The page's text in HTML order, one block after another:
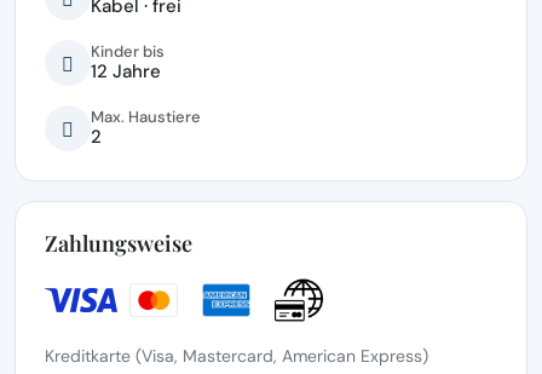
Kabel · frei
Kinder bis
12 Jahre
Max. Haustiere
2
Zahlungsweise
Kreditkarte (Visa, Mastercard, American Express)